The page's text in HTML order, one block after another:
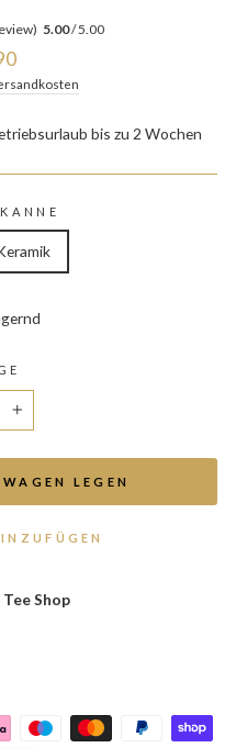
5.00/ 5.00
bis zu 2 Wochen
+
LEGEN
Shop